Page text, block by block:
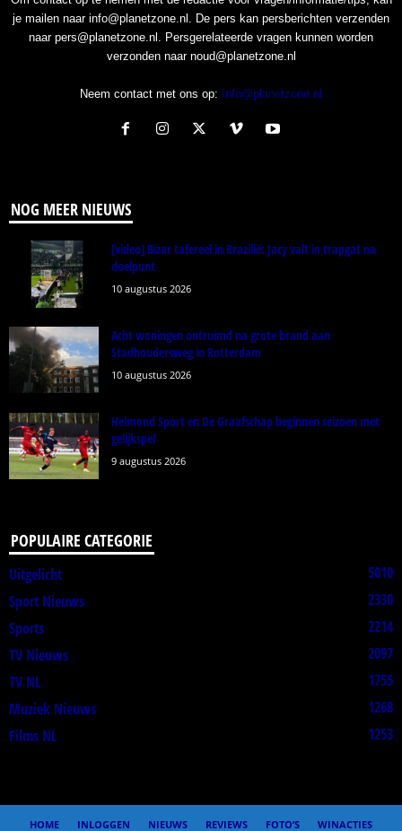
je mailen naar info@planetzone.nl. De pers kan persberichten verzenden
naar pers@planetzone.nl. Persgerelateerde vragen kunnen worden
verzonden naar noud@planetzone.nl
Neem contact met ons op: Info@planetzone.nl
NOG MEER NIEUWS
[video] Bizar tafereel in Brazilië: Jacy valt in trapgat na
doelpunt
10 augustus 2026
Acht woningen ontruimd na grote brand aan
Stadhoudersweg in Rotterdam
10 augustus 2026
Helmond Sport en De Graafschap beginnen seizoen met
gelijkspel
9 augustus 2026
POPULAIRE CATEGORIE
Uitgelicht
5010
Sport Nieuws
2330
Sports
2214
TV Nieuws
2097
TV NL
1755
Muziek Nieuws
1268
Films NL
1253
HOME INLOGGEN NIEUWS REVIEWS FOTO’S WINACTIES